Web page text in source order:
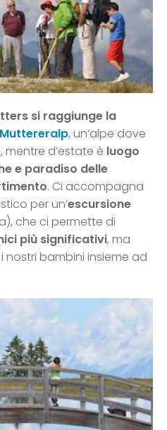
si raggiunge la
Muttereralp, un’alpe dove
mentre d’estate è luogo
e paradiso delle
. Ci accompagna
per un’escursione
che ci permette di
più significativi, ma
bambini insieme ad